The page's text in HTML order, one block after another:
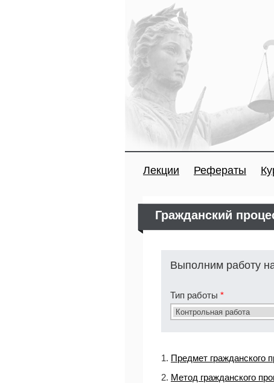
Лекции Рефераты
Гражданский
Выполним работу
Тип работы *
1. Предмет гражданского
2. Метод гражданского